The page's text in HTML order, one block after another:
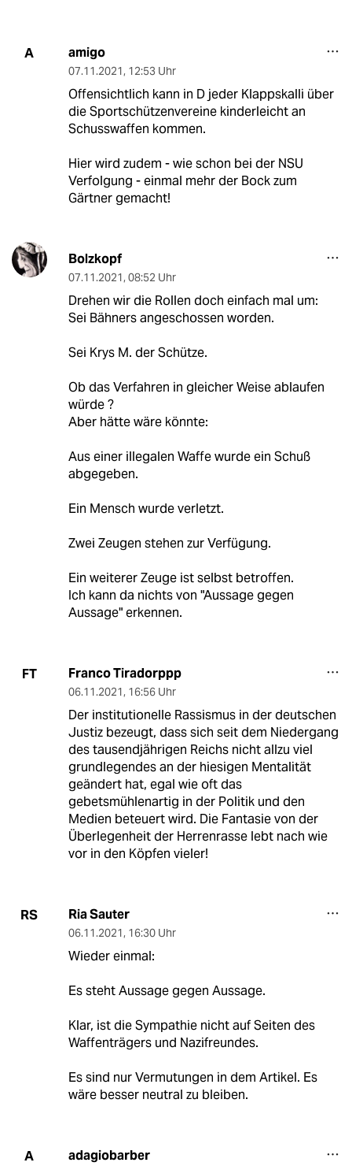
A amigo
07.11.2021, 12:53 Uhr
Offensichtlich kann in D jeder Klappskalli über
die Sportschützenvereine kinderleicht an
Schusswaffen kommen.
Hier wird zudem - wie schon bei der NSU
Verfolgung - einmal mehr der Bock zum
Gärtner gemacht!
Bolzkopf
07.11.2021, 08:52 Uhr
Drehen wir die Rollen doch einfach mal um:
Sei Bähners angeschossen worden.
Sei Krys M. der Schütze.
Ob das Verfahren in gleicher Weise ablaufen
würde ?
Aber hätte wäre könnte:
Aus einer illegalen Waffe wurde ein Schuß
abgegeben.
Ein Mensch wurde verletzt.
Zwei Zeugen stehen zur Verfügung.
Ein weiterer Zeuge ist selbst betroffen.
Ich kann da nichts von "Aussage gegen
Aussage" erkennen.
FT Franco Tiradorppp
06.11.2021, 16:56 Uhr
Der institutionelle Rassismus in der deutschen
Justiz bezeugt, dass sich seit dem Niedergang
des tausendjährigen Reichs nicht allzu viel
grundlegendes an der hiesigen Mentalität
geändert hat, egal wie oft das
gebetsmühlenartig in der Politik und den
Medien beteuert wird. Die Fantasie von der
Überlegenheit der Herrenrasse lebt nach wie
vor in den Köpfen vieler!
RS Ria Sauter
06.11.2021, 16:30 Uhr
Wieder einmal:
Es steht Aussage gegen Aussage.
Klar, ist die Sympathie nicht auf Seiten des
Waffenträgers und Nazifreundes.
Es sind nur Vermutungen in dem Artikel. Es
wäre besser neutral zu bleiben.
A adagiobarber